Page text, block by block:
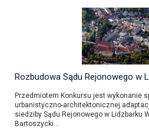
Rozbudowa Sądu Rejonowego w
Przedmiotem Konkursu jest wykonanie
urbanistyczno-architektonicznej
siedziby Sądu Rejonowego w Lidzbarku
Bartoszycki...